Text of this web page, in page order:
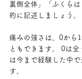
裏側全体」「ふくら
的に記述しましょう。
痛みの強さは、0から
ともできます。 0は
は今まで経験した中
す。